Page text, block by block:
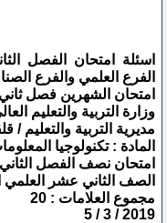
اسئلة امتحان الفصل
الفرع العلمي والفرع الصناعي
امتحان الشهرين فصل
وزارة التربية والتعليم
مديرية التربية والتعليم /
المادة : تكنولوجيا
امتحان نصف الفصل الثاني
الصف الثاني عشر العلمي
مجموع العلامات : 20
2019 / 3 / 5